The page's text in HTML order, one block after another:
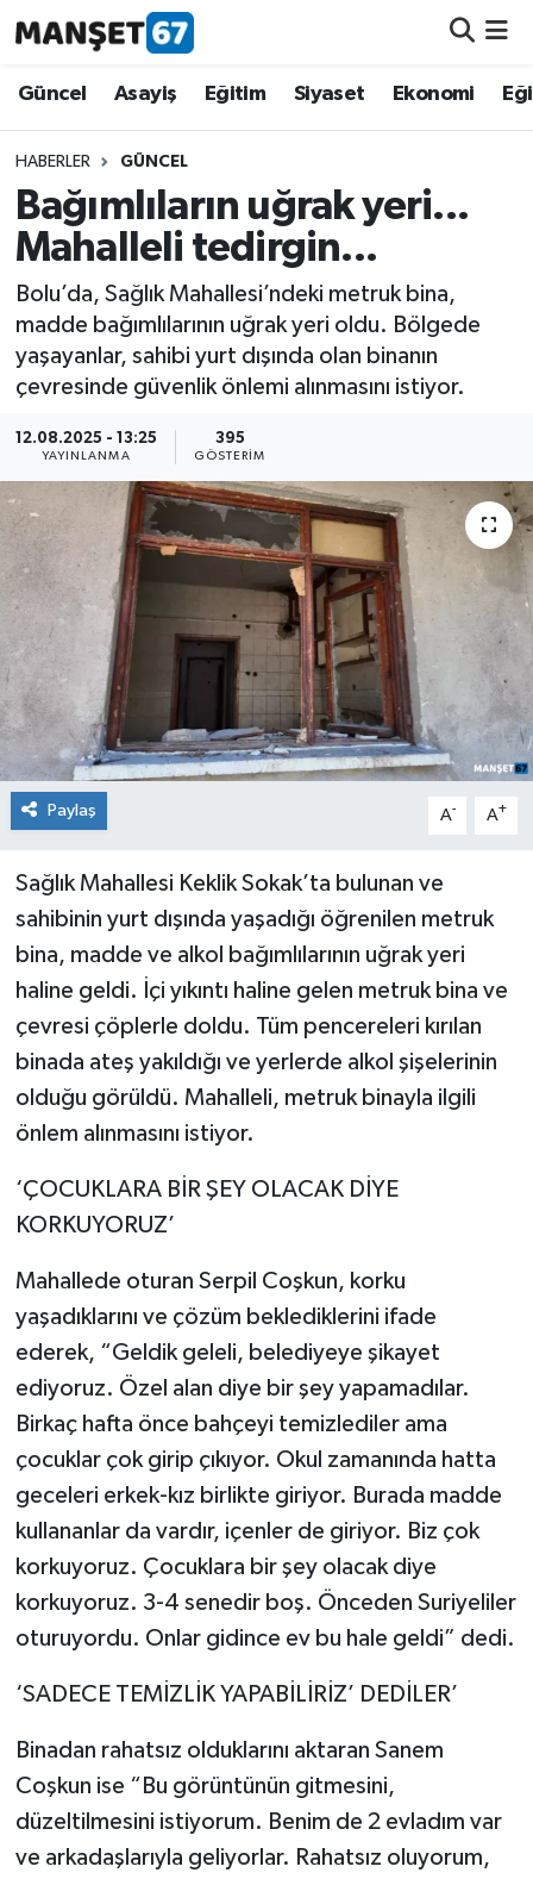
Güncel Asayiş Eğitim Siyaset Ekonomi
HABERLER GÜNCEL
Bağımlıların uğrak yeri...
Mahalleli tedirgin...
Bolu’da, Sağlık Mahallesi’ndeki metruk bina,
madde bağımlılarının uğrak yeri oldu. Bölgede
yaşayanlar, sahibi yurt dışında olan binanın
çevresinde güvenlik önlemi alınmasını istiyor.
12.08.2025 - 13:25
YAYINLANMA
395
GÖSTERIM
Paylaş A- A+
Sağlık Mahallesi Keklik Sokak’ta bulunan ve
sahibinin yurt dışında yaşadığı öğrenilen metruk
bina, madde ve alkol bağımlılarının uğrak yeri
haline geldi. İçi yıkıntı haline gelen metruk bina ve
çevresi çöplerle doldu. Tüm pencereleri kırılan
binada ateş yakıldığı ve yerlerde alkol şişelerinin
olduğu görüldü. Mahalleli, metruk binayla ilgili
önlem alınmasını istiyor.
‘ÇOCUKLARA BİR ŞEY OLACAK DİYE
KORKUYORUZ’
Mahallede oturan Serpil Coşkun, korku
yaşadıklarını ve çözüm beklediklerini ifade
ederek, “Geldik geleli, belediyeye şikayet
ediyoruz. Özel alan diye bir şey yapamadılar.
Birkaç hafta önce bahçeyi temizlediler ama
çocuklar çok girip çıkıyor. Okul zamanında hatta
geceleri erkek-kız birlikte giriyor. Burada madde
kullananlar da vardır, içenler de giriyor. Biz çok
korkuyoruz. Çocuklara bir şey olacak diye
korkuyoruz. 3-4 senedir boş. Önceden Suriyeliler
oturuyordu. Onlar gidince ev bu hale geldi” dedi.
‘SADECE TEMİZLİK YAPABİLİRİZ’ DEDİLER’
Binadan rahatsız olduklarını aktaran Sanem
Coşkun ise “Bu görüntünün gitmesini,
düzeltilmesini istiyorum. Benim de 2 evladım var
ve arkadaşlarıyla geliyorlar. Rahatsız oluyorum,
Güncel
Asayiş
Siyaset
Eğitim
Ekonomi
Kültür-Sanat
Magazin
Medya
Mizah
Röportaj
Teknoloji